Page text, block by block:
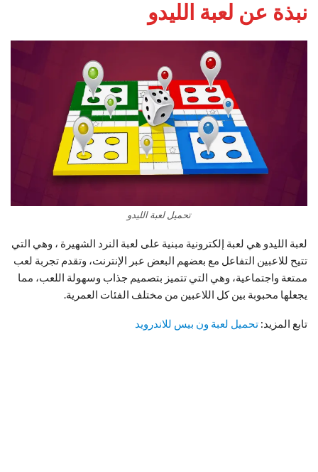
نبذة عن لعبة الليدو
تحميل لعبة الليدو
لعبة الليدو هي لعبة إلكترونية مبنية على لعبة النرد الشهيرة ، وهي التي
تتيح للاعبين التفاعل مع بعضهم البعض عبر الإنترنت، وتقدم تجربة لعب
ممتعة واجتماعية، وهي التي تتميز بتصميم جذاب وسهولة اللعب، مما
يجعلها محبوبة بين كل اللاعبين من مختلف الفئات العمرية.
تابع المزيد: تحميل لعبة ون بيس للاندرويد